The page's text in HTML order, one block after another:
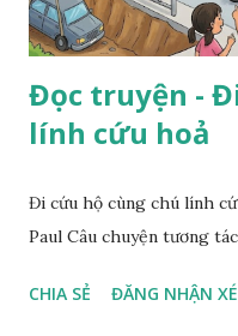
Đọc truyện -
lính cứu hoả
Đi cứu hộ cùng chú lính
Paul Câu chuyện tương
CHIA SẺ ĐĂNG NHẬN